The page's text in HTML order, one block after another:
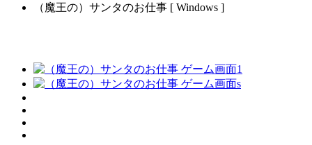
（魔王の）サンタのお仕事 [ Windows ]